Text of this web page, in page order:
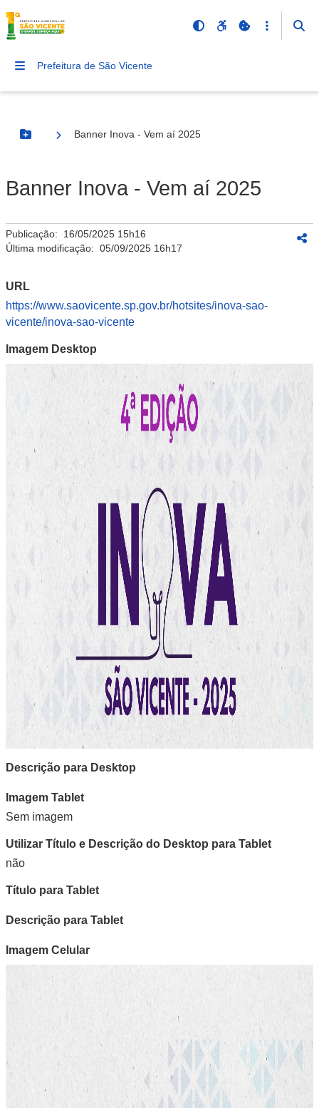
Prefeitura de São Vicente
Botão Menu
Banner Inova - Vem aí 2025
Banner Inova - Vem aí 2025
Publicação: 16/05/2025 15h16
Última modificação: 05/09/2025 16h17
URL
https://www.saovicente.sp.gov.br/hotsites/inova-sao-
vicente/inova-sao-vicente
Imagem Desktop
Descrição para Desktop
Imagem Tablet
Sem imagem
Utilizar Título e Descrição do Desktop para Tablet
não
Título para Tablet
Descrição para Tablet
Imagem Celular